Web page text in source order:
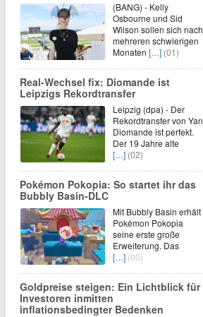
(BANG) - Kelly
Osbourne und Sid
Wilson sollen sich nach
mehreren schwierigen
Monaten […] (01)
Real-Wechsel fix: Diomande ist
Leipzigs Rekordtransfer
Leipzig (dpa) - Der
Rekordtransfer von Yan
Diomande ist perfekt.
Der 19 Jahre alte
[…] (02)
Pokémon Pokopia: So startet ihr das
Bubbly Basin-DLC
Mit Bubbly Basin erhält
Pokémon Pokopia
seine erste große
Erweiterung. Das
[…] (00)
Goldpreise steigen: Ein Lichtblick für
Investoren inmitten
inflationsbedingter Bedenken